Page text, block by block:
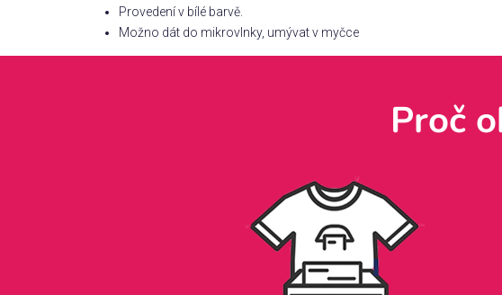
Provedení v bílé barvě.
Možno dát do mikrovlnky, umývat v myčce
Proč